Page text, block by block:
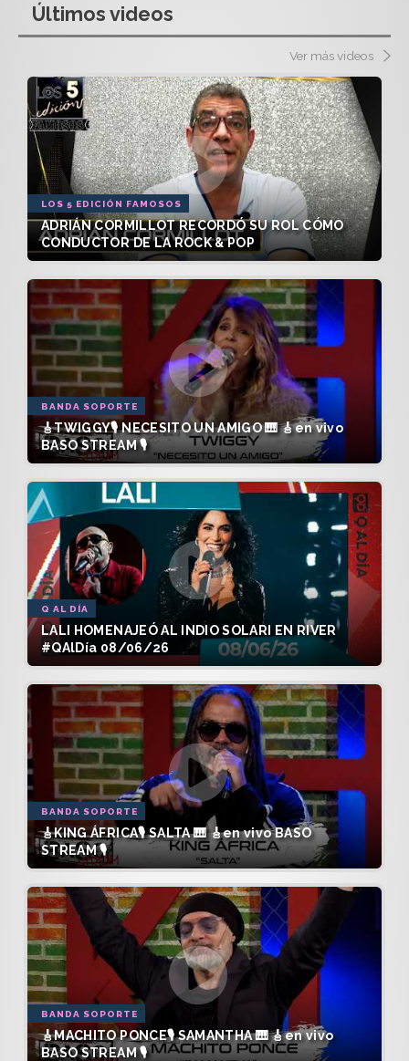
Últimos videos
Ver más videos
LOS 5 EDICIÓN FAMOSOS
ADRIÁN CORMILLOT RECORDÓ SU ROL CÓMO
CONDUCTOR DE LA ROCK & POP
BANDA SOPORTE
🎸TWIGGY🎙️ NECESITO UN AMIGO 🎹 🎸en vivo
BASO STREAM 🎙️
Q AL DÍA
LALI HOMENAJEÓ AL INDIO SOLARI EN RIVER
#QAlDía 08/06/26
BANDA SOPORTE
🎸KING ÁFRICA🎙️ SALTA 🎹 🎸en vivo BASO
STREAM 🎙️
BANDA SOPORTE
🎸MACHITO PONCE🎙️ SAMANTHA 🎹 🎸en vivo
BASO STREAM 🎙️